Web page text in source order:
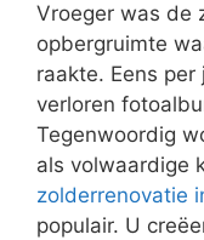
Vroeger was de
opbergruimte
raakte. Eens
verloren
Tegenwoordig
als volwaardige
zolderrenovatie
populair. U